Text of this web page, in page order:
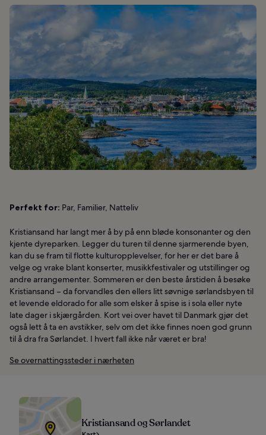
Perfekt for: Par, Familier, Natteliv
Kristiansand har langt mer å by på enn bløde konsonanter og den
kjente dyreparken. Legger du turen til denne sjarmerende byen,
kan du se fram til flotte kulturopplevelser, for her er det bare å
velge og vrake blant konserter, musikkfestivaler og utstillinger og
andre arrangementer. Sommeren er den beste årstiden å besøke
Kristiansand – da forvandles den ellers litt søvnige sørlandsbyen til
et levende eldorado for alle som elsker å spise is i sola eller nyte
late dager i skjærgården. Kort vei over havet til Danmark gjør det
også lett å ta en avstikker, selv om det ikke finnes noen god grunn
til å dra fra Sørlandet. I hvert fall ikke når været er bra!
Se overnattingssteder i nærheten
Kristiansand og Sørlandet